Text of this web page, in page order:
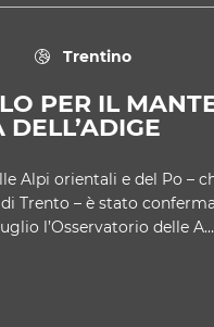
Trentino
PER IL
DELL’ADIGE
Alpi orientali e del Po –
Trento – è stato
l’Osservatorio delle A…